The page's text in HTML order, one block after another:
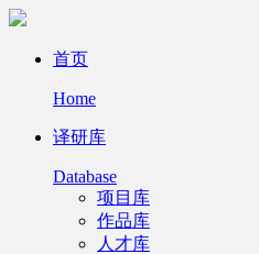
首页
Home
译研库
Database
项目库
作品库
人才库